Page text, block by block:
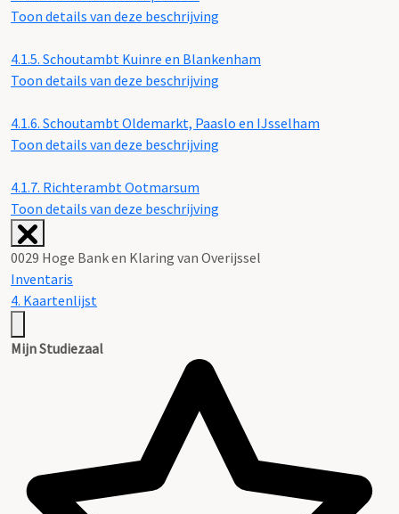
Toon details van deze beschrijving
4.1.5. Schoutambt Kuinre en Blankenham
Toon details van deze beschrijving
4.1.6. Schoutambt Oldemarkt, Paaslo en IJsselham
Toon details van deze beschrijving
4.1.7. Richterambt Ootmarsum
Toon details van deze beschrijving
0029 Hoge Bank en Klaring van Overijssel
Inventaris
4. Kaartenlijst
Mijn Studiezaal